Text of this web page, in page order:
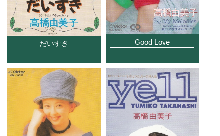
だいすき Good Love